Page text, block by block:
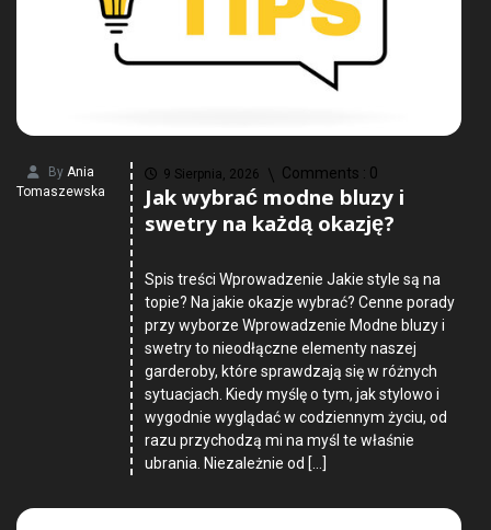
By Ania
Tomaszewska
9 Sierpnia, 2026 Comments : 0
Jak wybrać modne bluzy i
swetry na każdą okazję?
Spis treści Wprowadzenie Jakie style są na
topie? Na jakie okazje wybrać? Cenne porady
przy wyborze Wprowadzenie Modne bluzy i
swetry to nieodłączne elementy naszej
garderoby, które sprawdzają się w różnych
sytuacjach. Kiedy myślę o tym, jak stylowo i
wygodnie wyglądać w codziennym życiu, od
razu przychodzą mi na myśl te właśnie
ubrania. Niezależnie od […]